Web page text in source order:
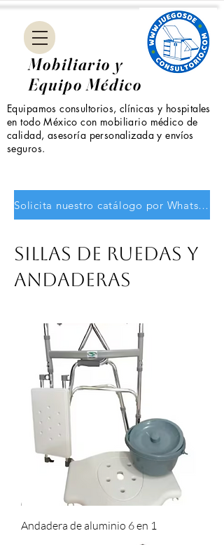
Mobiliario y
Equipo Médico
Solicita nuestro catálogo por WhatsApp
Equipamos consultorios, clínicas y hospitales
en todo México con mobiliario médico de
calidad, asesoría personalizada y envíos
seguros.
SILLAS DE RUEDAS Y
ANDADERAS
Andadera de aluminio 6 en 1